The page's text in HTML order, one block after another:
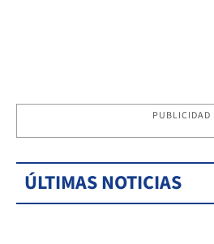
PUBLICIDAD
ÚLTIMAS NOTICIAS